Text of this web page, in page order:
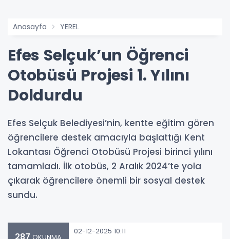
Anasayfa YEREL
Efes Selçuk’un Öğrenci
Otobüsü Projesi 1. Yılını
Doldurdu
Efes Selçuk Belediyesi’nin, kentte eğitim gören
öğrencilere destek amacıyla başlattığı Kent
Lokantası Öğrenci Otobüsü Projesi birinci yılını
tamamladı. İlk otobüs, 2 Aralık 2024’te yola
çıkarak öğrencilere önemli bir sosyal destek
sundu.
02-12-2025 10:11